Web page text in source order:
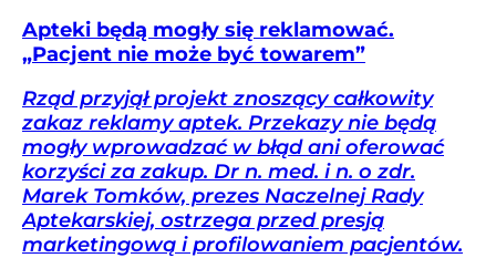
Apteki będą mogły się reklamować.
„Pacjent nie może być towarem”
Rząd przyjął projekt znoszący całkowity
zakaz reklamy aptek. Przekazy nie będą
mogły wprowadzać w błąd ani oferować
korzyści za zakup. Dr n. med. i n. o zdr.
Marek Tomków, prezes Naczelnej Rady
Aptekarskiej, ostrzega przed presją
marketingową i profilowaniem pacjentów.